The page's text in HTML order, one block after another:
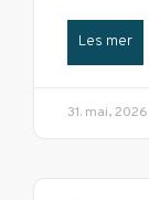
Les mer
31. mai, 2026